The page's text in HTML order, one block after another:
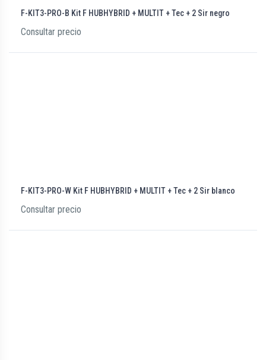
F-KIT3-PRO-B Kit F HUBHYBRID + MULTIT + Tec + 2 Sir negro
Consultar precio
F-KIT3-PRO-W Kit F HUBHYBRID + MULTIT + Tec + 2 Sir blanco
Consultar precio